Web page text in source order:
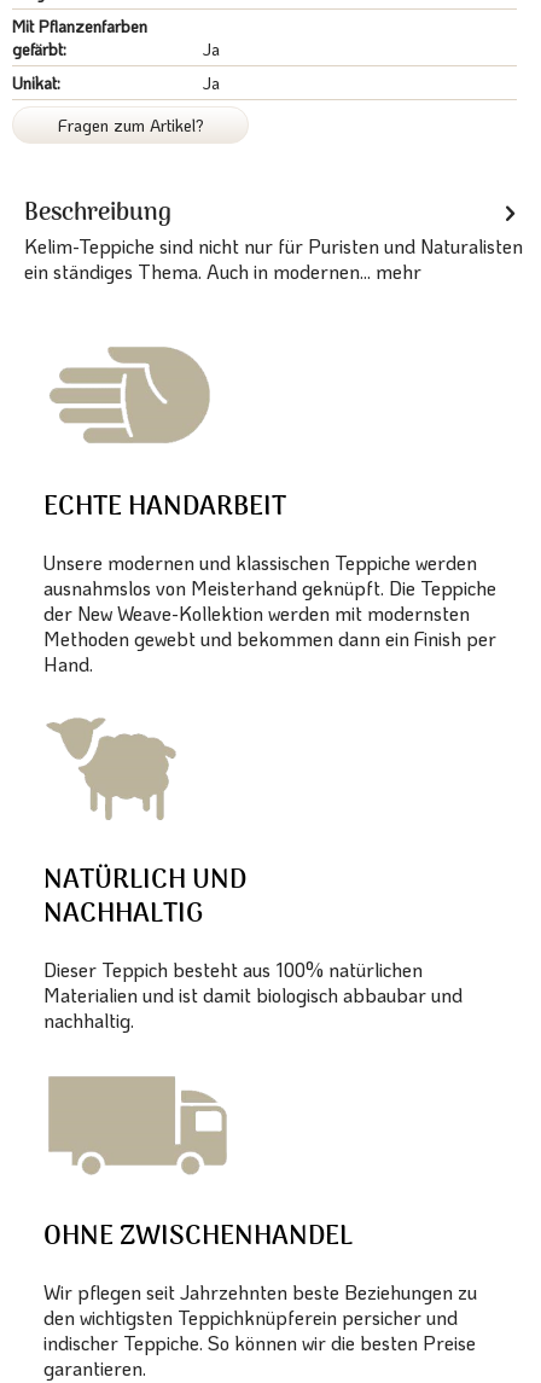
Mit Pflanzenfarben
gefärbt:
Ja
Unikat:
Ja
Fragen zum Artikel?
Beschreibung
Kelim-Teppiche sind nicht nur für Puristen und Naturalisten
ein ständiges Thema. Auch in modernen... mehr
ECHTE HANDARBEIT
Unsere modernen und klassischen Teppiche werden
ausnahmslos von Meisterhand geknüpft. Die Teppiche
der New Weave-Kollektion werden mit modernsten
Methoden gewebt und bekommen dann ein Finish per
Hand.
NATÜRLICH UND
NACHHALTIG
Dieser Teppich besteht aus 100% natürlichen
Materialien und ist damit biologisch abbaubar und
nachhaltig.
OHNE ZWISCHENHANDEL
Wir pflegen seit Jahrzehnten beste Beziehungen zu
den wichtigsten Teppichknüpferein persicher und
indischer Teppiche. So können wir die besten Preise
garantieren.